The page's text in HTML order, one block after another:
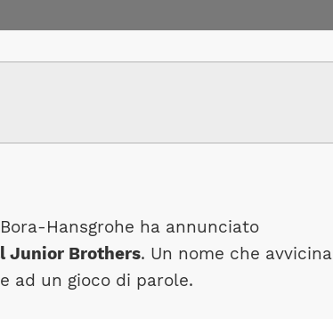
Hansgrohe ha annunciato
Junior Brothers. Un nome che avvicina
ad un gioco di parole.